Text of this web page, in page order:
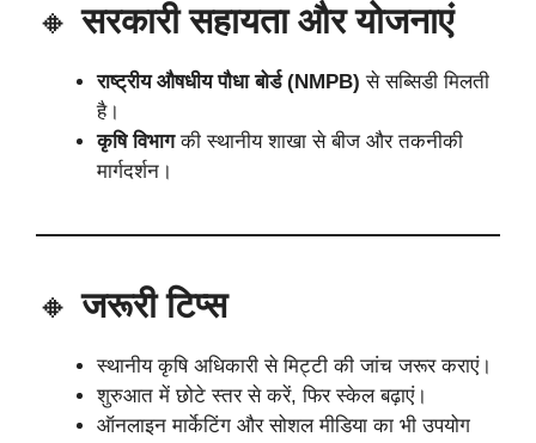
🔸सरकारी सहायता और योजनाएं
राष्ट्रीय औषधीय पौधा बोर्ड (NMPB) से सब्सिडी मिलती
है।
कृषि विभागकी स्थानीय शाखा से बीज और तकनीकी
मार्गदर्शन।
🔸जरूरी टिप्स
स्थानीय कृषि अधिकारी से मिट्टी की जांच जरूर कराएं।
शुरुआत में छोटे स्तर से करें, फिर स्केल बढ़ाएं।
ऑनलाइन मार्केटिंग और सोशल मीडिया का भी उपयोग